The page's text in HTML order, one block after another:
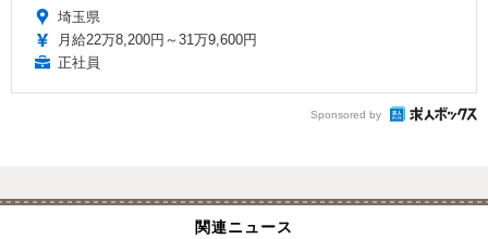
埼玉県
月給22万8,200円～31万9,600円
正社員
Sponsored by
関連ニュース